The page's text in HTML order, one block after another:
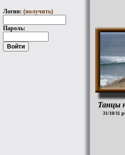
Логин: (получить)
Пароль:
Танцы
31/10/11